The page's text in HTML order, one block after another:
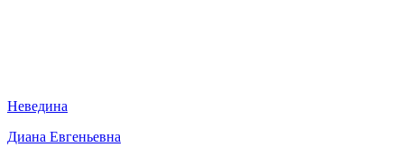
Неведина
Диана Евгеньевна